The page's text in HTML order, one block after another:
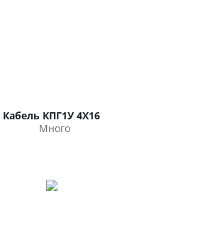
Кабель КПГ1У 4Х16
Много